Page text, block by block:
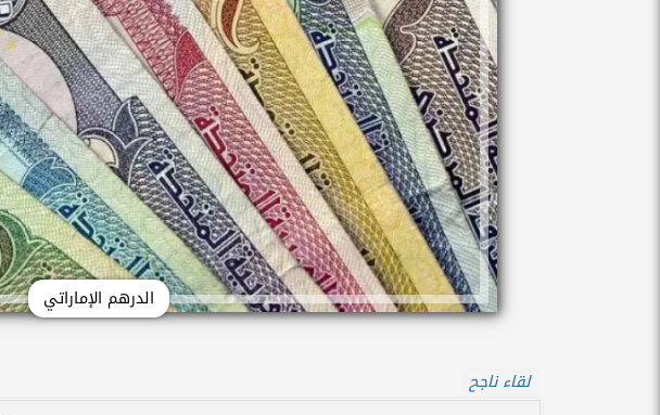
الدرهم الإماراتي
لقاء ناجح